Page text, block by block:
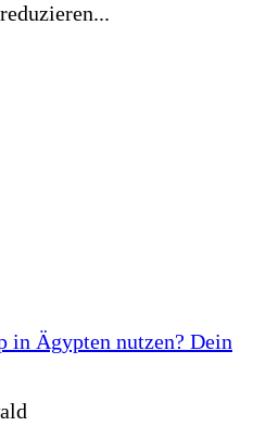
in Ägypten nutzen? Dein